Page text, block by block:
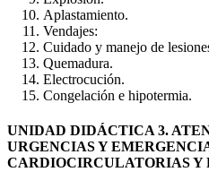
Aplastamiento.
Vendajes:
Cuidado y manejo de
Quemadura.
Electrocución.
Congelación e hipotermia.
UNIDAD DIDÁCTICA 3.
URGENCIAS Y
CARDIOCIRCULATORIAS Y